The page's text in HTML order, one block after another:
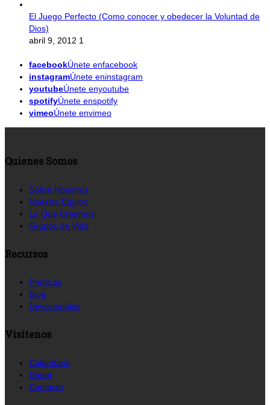
El Juego Perfecto (Como conocer y obedecer la Voluntad de
Dios)
abril 9, 2012 1
facebookÚnete enfacebook
instagramÚnete eninstagram
youtubeÚnete enyoutube
spotifyÚnete enspotify
vimeoÚnete envimeo
Quienes Somos
Sobre Nosotros
Nuestro Equipo
Lo Que Creemos
Grupos de Vida
Recursos
Prédicas
Blog
Devocionales
Visítenos
Calendario
Donar
Contacto